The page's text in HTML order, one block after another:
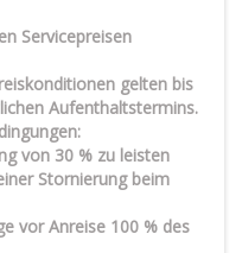
Servicepreisen
gelten bis
Aufenthaltstermins.
von 30 % zu leisten
Stornierung beim
vor Anreise 100 % des